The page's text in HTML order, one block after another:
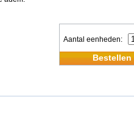
Aantal eenheden:
Bestellen